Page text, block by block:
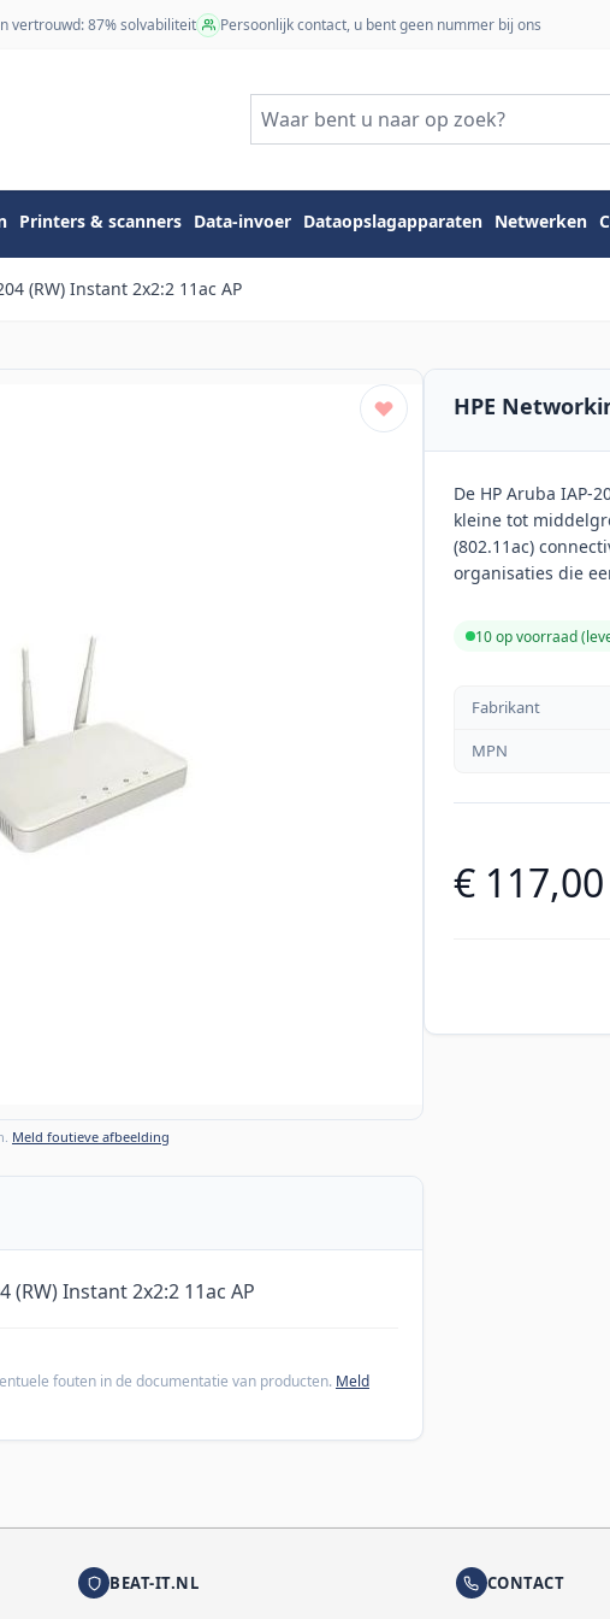
vertrouwd: 87% solvabiliteit Persoonlijk contact, u bent geen nummer bij ons
Printers & scanners Data-invoer Dataopslagapparaten Netwerken
(RW) Instant 2x2:2 11ac AP
Meld foutieve afbeelding
HPE
De HP Aruba IAP-
kleine tot
(802.11ac)
organisaties die
10 op voorraad
Fabrikant
MPN
€ 117,00
(RW) Instant 2x2:2 11ac AP
fouten in de documentatie van producten. Meld
BEAT-IT.NL CONTACT